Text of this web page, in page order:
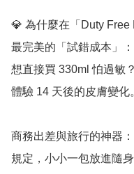
💎 為什麼在「Duty Free
最完美的「試錯成本
想直接買 330ml 怕過敏
體驗 14 天後的皮膚變化
商務出差與旅行的神器
規定，小小一包放進隨